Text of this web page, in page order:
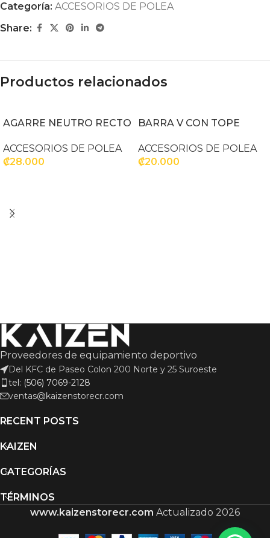
Categoría: ACCESORIOS DE POLEA
Share:
Productos relacionados
AGARRE NEUTRO RECTO
ACCESORIOS DE POLEA
₡28.000
BARRA V CON TOPE
ACCESORIOS DE POLEA
₡20.000
Proveedores de equipamiento deportivo
Del KFC de Paseo Colon 200 Norte y 25 Suroeste
tel: (506) 7069-2128
ventas@kaizenstorecr.com
RECENT POSTS
KAIZEN
CATEGORÍAS
TÉRMINOS
www.kaizenstorecr.com Actualizado 2026